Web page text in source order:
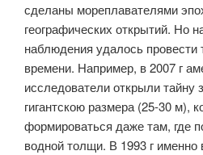
сделаны мореплавателями
географических открытий. Но
наблюдения удалось
времени. Например, в 2007 г
исследователи открыли тайну
гигантскою размера (25-30 м),
формироваться даже там, где
водной толщи. В 1993 г именно